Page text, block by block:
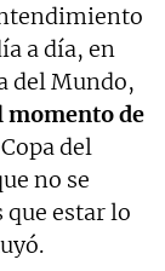
a día, en
del Mundo,
momento de
del
no se
estar lo